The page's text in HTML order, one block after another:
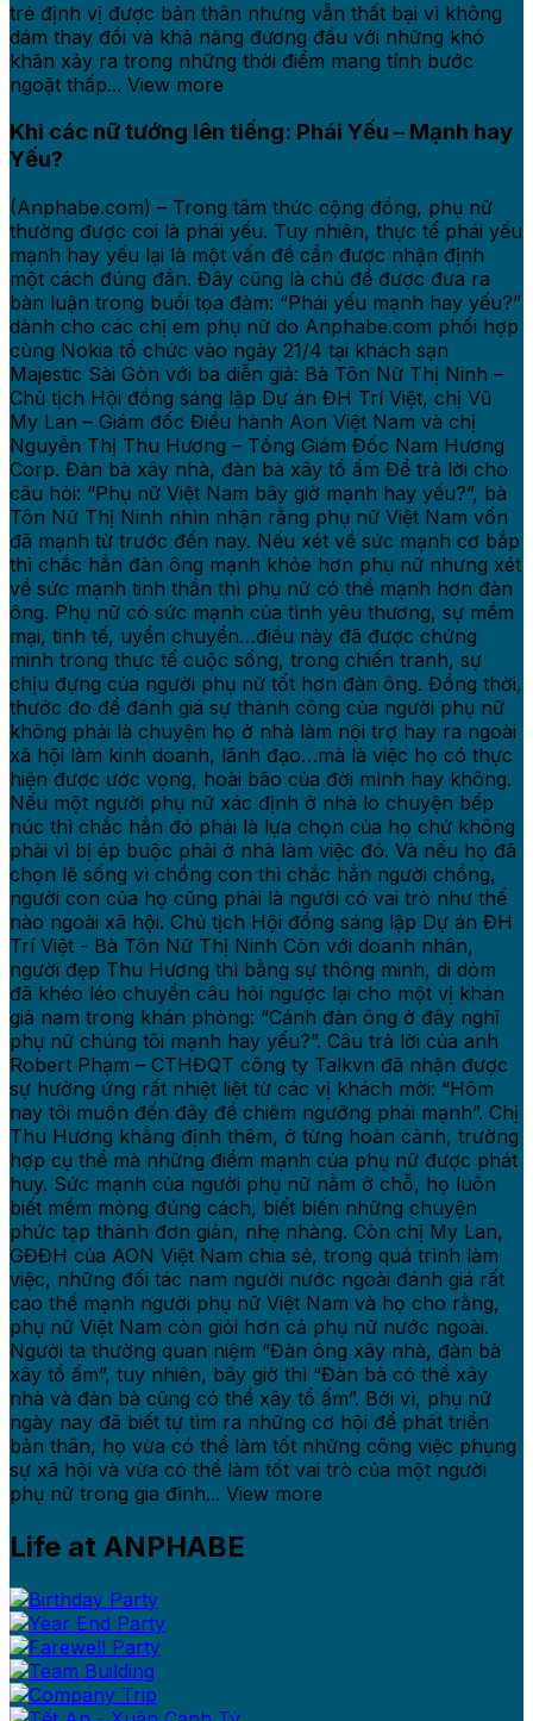
trẻ định vị được bản thân nhưng vẫn thất bại vì không
dám thay đổi và khả năng đương đầu với những khó
khăn xảy ra trong những thời điểm mang tính bước
ngoặt thấp... View more
Khi các nữ tướng lên tiếng: Phái Yếu – Mạnh hay
Yếu?
(Anphabe.com) – Trong tâm thức cộng đồng, phụ nữ
thường được coi là phái yếu. Tuy nhiên, thực tế phái yếu
mạnh hay yếu lại là một vấn đề cần được nhận định
một cách đúng đắn. Đây cũng là chủ đề được đưa ra
bàn luận trong buổi tọa đàm: “Phái yếu mạnh hay yếu?”
dành cho các chị em phụ nữ do Anphabe.com phối hợp
cùng Nokia tổ chức vào ngày 21/4 tại khách sạn
Majestic Sài Gòn với ba diễn giả: Bà Tôn Nữ Thị Ninh –
Chủ tịch Hội đồng sáng lập Dự án ĐH Trí Việt, chị Vũ
My Lan – Giám đốc Điều hành Aon Việt Nam và chị
Nguyễn Thị Thu Hương – Tổng Giám Đốc Nam Hương
Corp. Đàn bà xây nhà, đàn bà xây tổ ấm Để trả lời cho
câu hỏi: “Phụ nữ Việt Nam bây giờ mạnh hay yếu?”, bà
Tôn Nữ Thị Ninh nhìn nhận rằng phụ nữ Việt Nam vốn
đã mạnh từ trước đến nay. Nếu xét về sức mạnh cơ bắp
thì chắc hẳn đàn ông mạnh khỏe hơn phụ nữ nhưng xét
về sức mạnh tinh thần thì phụ nữ có thể mạnh hơn đàn
ông. Phụ nữ có sức mạnh của tình yêu thương, sự mềm
mại, tinh tế, uyển chuyển…điều này đã được chứng
minh trong thực tế cuộc sống, trong chiến tranh, sự
chịu đựng của người phụ nữ tốt hơn đàn ông. Đồng thời,
thước đo để đánh giá sự thành công của người phụ nữ
không phải là chuyện họ ở nhà làm nội trợ hay ra ngoài
xã hội làm kinh doanh, lãnh đạo…mà là việc họ có thực
hiện được ước vọng, hoài bão của đời mình hay không.
Nếu một người phụ nữ xác định ở nhà lo chuyện bếp
núc thì chắc hẳn đó phải là lựa chọn của họ chứ không
phải vì bị ép buộc phải ở nhà làm việc đó. Và nếu họ đã
chọn lẽ sống vì chồng con thì chắc hẳn người chồng,
người con của họ cũng phải là người có vai trò như thế
nào ngoài xã hội. Chủ tịch Hội đồng sáng lập Dự án ĐH
Trí Việt - Bà Tôn Nữ Thị Ninh Còn với doanh nhân,
người đẹp Thu Hương thì bằng sự thông minh, di dỏm
đã khéo léo chuyển câu hỏi ngược lại cho một vị khán
giả nam trong khán phòng: “Cánh đàn ông ở đây nghĩ
phụ nữ chúng tôi mạnh hay yếu?”. Câu trả lời của anh
Robert Phạm – CTHĐQT công ty Talkvn đã nhận được
sự hưởng ứng rất nhiệt liệt từ các vị khách mời: “Hôm
nay tôi muốn đến đây để chiêm ngưỡng phái mạnh”. Chị
Thu Hương khẳng định thêm, ở từng hoàn cảnh, trường
hợp cụ thể mà những điểm mạnh của phụ nữ được phát
huy. Sức mạnh của người phụ nữ nằm ở chỗ, họ luôn
biết mềm mỏng đúng cách, biết biến những chuyện
phức tạp thành đơn giản, nhẹ nhàng. Còn chị My Lan,
GĐĐH của AON Việt Nam chia sẻ, trong quá trình làm
việc, những đối tác nam người nước ngoài đánh giá rất
cao thế mạnh người phụ nữ Việt Nam và họ cho rằng,
phụ nữ Việt Nam còn giỏi hơn cả phụ nữ nước ngoài.
Người ta thường quan niệm “Đàn ông xây nhà, đàn bà
xây tổ ấm”, tuy nhiên, bây giờ thì “Đàn bà có thể xây
nhà và đàn bà cũng có thể xây tổ ấm”. Bởi vì, phụ nữ
ngày nay đã biết tự tìm ra những cơ hội để phát triển
bản thân, họ vừa có thể làm tốt những công việc phụng
sự xã hội và vừa có thể làm tốt vai trò của một người
phụ nữ trong gia đình... View more
Life at ANPHABE